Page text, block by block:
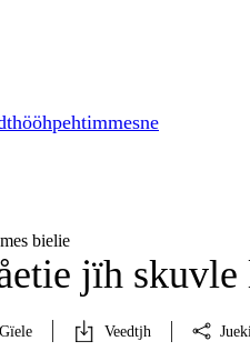
bielie
jïh skuvle
Gïele Veedtjh